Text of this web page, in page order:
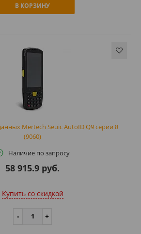
В КОРЗИНУ
Mertech Seuic AutoID Q9 серии 8
(9060)
Наличие по запросу
58 915.9 руб.
Купить cо скидкой